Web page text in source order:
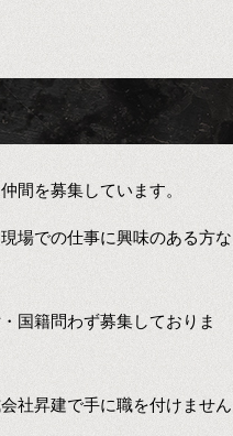
間を募集しています。
場での仕事に興味のある方な
国籍問わず募集しておりま
社昇建で手に職を付けません